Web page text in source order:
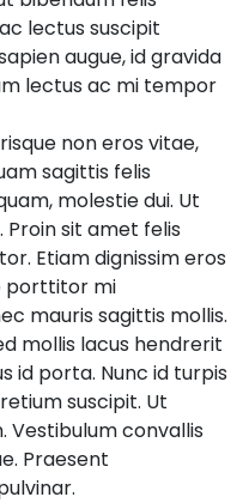
lectus suscipit
augue, id gravida
lectus ac mi tempor
non eros vitae,
sagittis felis
molestie dui. Ut
sit amet felis
Etiam dignissim eros
porttitor mi
mauris sagittis mollis.
mollis lacus hendrerit
id porta. Nunc id turpis
suscipit. Ut
Vestibulum convallis
Praesent